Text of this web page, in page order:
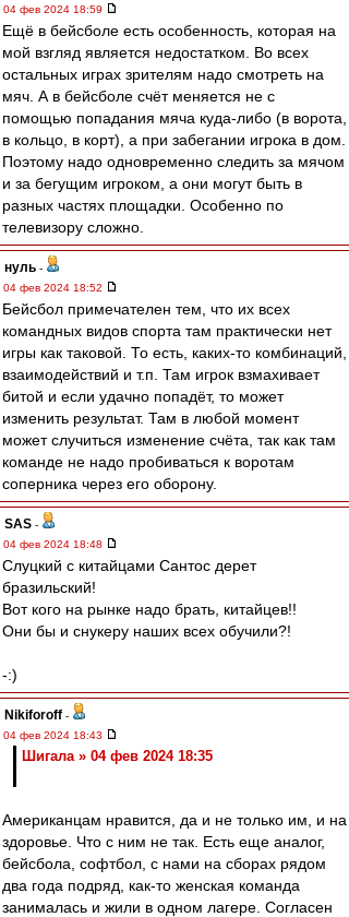
04 фев 2024 18:59
Ещё в бейсболе есть особенность, которая на
мой взгляд является недостатком. Во всех
остальных играх зрителям надо смотреть на
мяч. А в бейсболе счёт меняется не с
помощью попадания мяча куда-либо (в ворота,
в кольцо, в корт), а при забегании игрока в дом.
Поэтому надо одновременно следить за мячом
и за бегущим игроком, а они могут быть в
разных частях площадки. Особенно по
телевизору сложно.
нуль -
04 фев 2024 18:52
Бейсбол примечателен тем, что их всех
командных видов спорта там практически нет
игры как таковой. То есть, каких-то комбинаций,
взаимодействий и т.п. Там игрок взмахивает
битой и если удачно попадёт, то может
изменить результат. Там в любой момент
может случиться изменение счёта, так как там
команде не надо пробиваться к воротам
соперника через его оборону.
SAS -
04 фев 2024 18:48
Слуцкий с китайцами Сантос дерет
бразильский!
Вот кого на рынке надо брать, китайцев!!
Они бы и снукеру наших всех обучили?!
-:)
Nikiforoff -
04 фев 2024 18:43
Шигала » 04 фев 2024 18:35
Американцам нравится, да и не только им, и на
здоровье. Что с ним не так. Есть еще аналог,
бейсбола, софтбол, с нами на сборах рядом
два года подряд, как-то женская команда
занималась и жили в одном лагере. Согласен